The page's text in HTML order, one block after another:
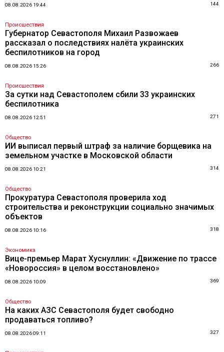
08.08.2026 19:44 144
Происшествия
Губернатор Севастополя Михаил Развожаев
рассказал о последствиях налёта украинских
беспилотников на город
08.08.2026 15:26 266
Происшествия
За сутки над Севастополем сбили 33 украинских
беспилотника
08.08.2026 12:51 271
Общество
ИИ выписал первый штраф за наличие борщевика на
земельном участке в Московской области
08.08.2026 10:21 314
Общество
Прокуратура Севастополя проверила ход
строительства и реконструкции социально значимых
объектов
08.08.2026 10:16 318
Экономика
Вице-премьер Марат Хуснуллин: «Движение по трассе
«Новороссия» в целом восстановлено»
08.08.2026 10:09 369
Общество
На каких АЗС Севастополя будет свободно
продаваться топливо?
08.08.2026 09:11 327